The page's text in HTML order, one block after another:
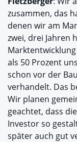
zusammen, das
denen wir am
zwei, drei Jahren
als 50 Prozent
schon vor der
verhandelt. Das
Wir planen
geachtet, dass
Investor so
später auch gut